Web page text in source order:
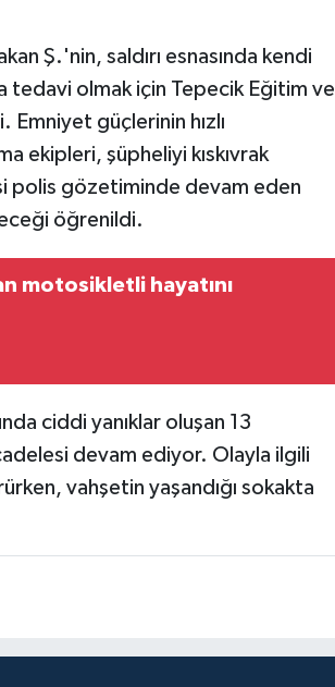
Ş.'nin, saldırı esnasında kendi
tedavi olmak için Tepecik Eğitim ve
güçlerinin hızlı
ekipleri, şüpheliyi kıskıvrak
polis gözetiminde devam eden
öğrenildi.
motosikletli hayatını
ciddi yanıklar oluşan 13
devam ediyor. Olayla ilgili
vahşetin yaşandığı sokakta